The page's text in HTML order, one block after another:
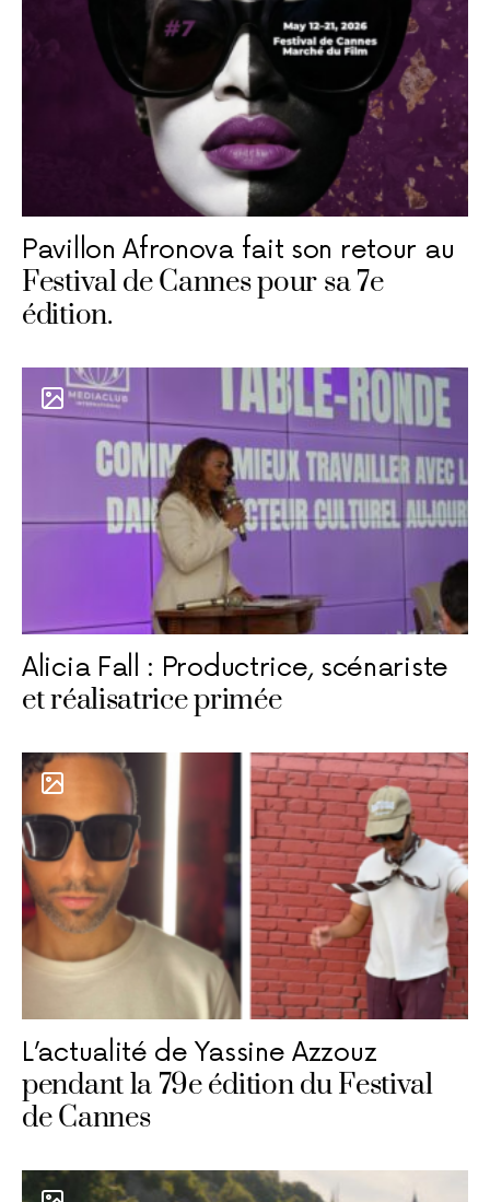
Pavillon Afronova fait son retour au
Festival de Cannes pour sa 7e
édition.
Alicia Fall : Productrice, scénariste
et réalisatrice primée
L’actualité de Yassine Azzouz
pendant la 79e édition du Festival
de Cannes